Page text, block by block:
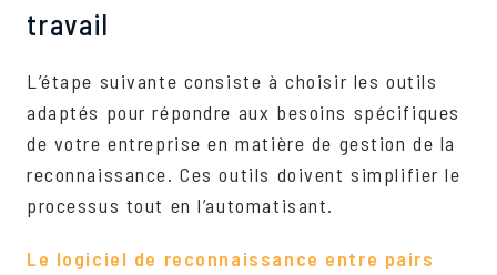
travail
L’étape suivante consiste à choisir les outils
adaptés pour répondre aux besoins spécifiques
de votre entreprise en matière de gestion de la
reconnaissance. Ces outils doivent simplifier le
processus tout en l’automatisant.
Le logiciel de reconnaissance entre pairs